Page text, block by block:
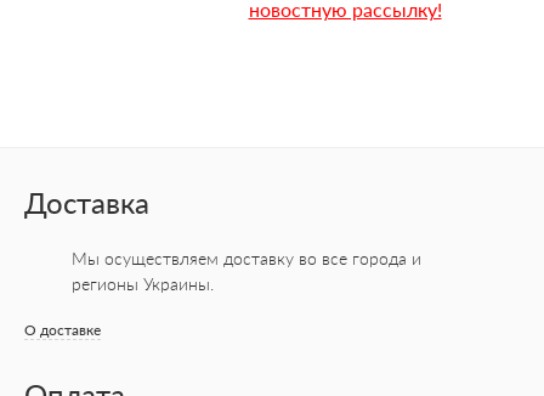
новостную рассылку!
Доставка
Мы осуществляем доставку во все города и
регионы Украины.
О доставке